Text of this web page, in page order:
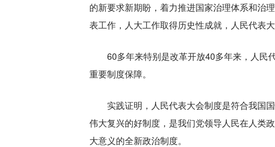
的新要求新期盼，着力推进国家治理体系和治
表工作，人大工作取得历史性成就，人民代表
60多年来特别是改革开放40多年来，人民
重要制度保障。
实践证明，人民代表大会制度是符合我国国
伟大复兴的好制度，是我们党领导人民在人类
大意义的全新政治制度。